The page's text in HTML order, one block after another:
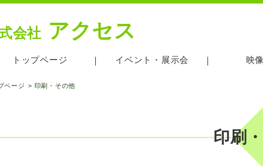
会社 アクセス
トップページ イベント・展示会 映
ページ 印刷・その他
印刷